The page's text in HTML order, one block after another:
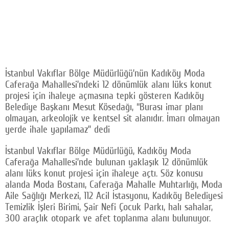
İstanbul Vakıflar Bölge Müdürlüğü’nün Kadıköy Moda
Caferağa Mahallesi’ndeki 12 dönümlük alanı lüks konut
projesi için ihaleye açmasına tepki gösteren Kadıköy
Belediye Başkanı Mesut Kösedağı, “Burası imar planı
olmayan, arkeolojik ve kentsel sit alanıdır. İmarı olmayan
yerde ihale yapılamaz” dedi
İstanbul Vakıflar Bölge Müdürlüğü, Kadıköy Moda
Caferağa Mahallesi’nde bulunan yaklaşık 12 dönümlük
alanı lüks konut projesi için ihaleye açtı. Söz konusu
alanda Moda Bostanı, Caferağa Mahalle Muhtarlığı, Moda
Aile Sağlığı Merkezi, 112 Acil İstasyonu, Kadıköy Belediyesi
Temizlik İşleri Birimi, Şair Nefi Çocuk Parkı, halı sahalar,
300 araçlık otopark ve afet toplanma alanı bulunuyor.